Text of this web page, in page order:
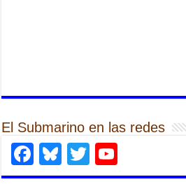
El Submarino en las redes
Facebook
Bluesky
Twitter